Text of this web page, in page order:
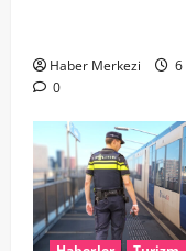
Haber Merkezi
6
0